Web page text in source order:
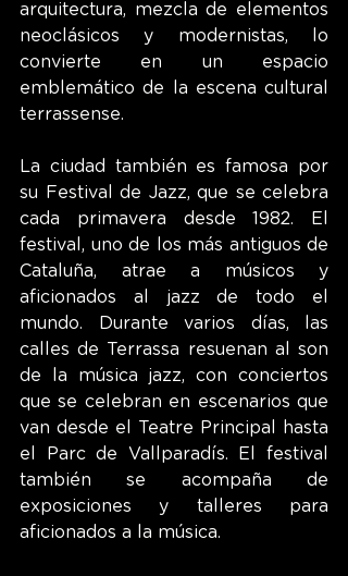
arquitectura, mezcla de elementos
neoclásicos y modernistas, lo
convierte en un espacio
emblemático de la escena cultural
terrassense.
La ciudad también es famosa por
su Festival de Jazz, que se celebra
cada primavera desde 1982. El
festival, uno de los más antiguos de
Cataluña, atrae a músicos y
aficionados al jazz de todo el
mundo. Durante varios días, las
calles de Terrassa resuenan al son
de la música jazz, con conciertos
que se celebran en escenarios que
van desde el Teatre Principal hasta
el Parc de Vallparadís. El festival
también se acompaña de
exposiciones y talleres para
aficionados a la música.